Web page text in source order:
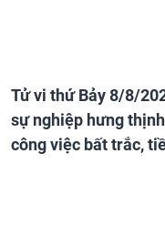
Tử vi thứ Bảy 8/8/
sự nghiệp hưng